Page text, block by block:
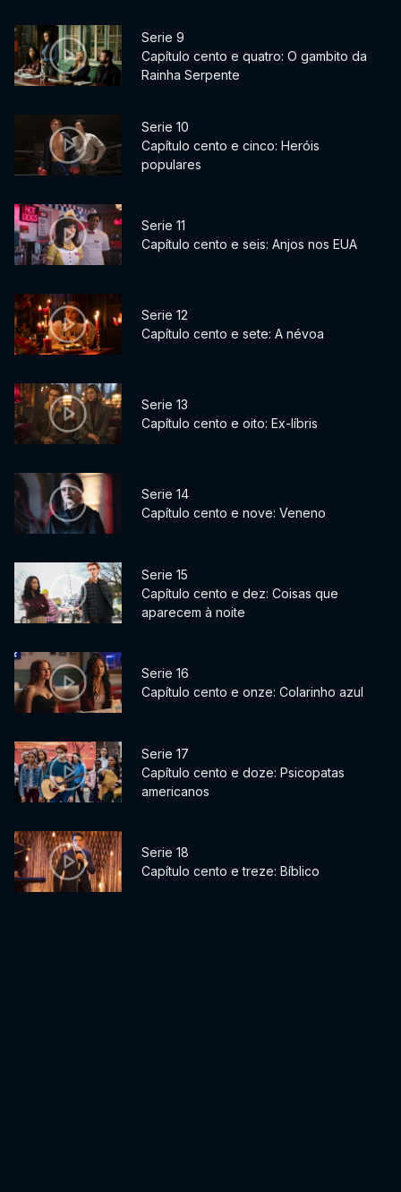
Serie 9
Capítulo cento e quatro: O gambito da
Rainha Serpente
Serie 10
Capítulo cento e cinco: Heróis
populares
Serie 11
Capítulo cento e seis: Anjos nos EUA
Serie 12
Capítulo cento e sete: A névoa
Serie 13
Capítulo cento e oito: Ex-líbris
Serie 14
Capítulo cento e nove: Veneno
Serie 15
Capítulo cento e dez: Coisas que
aparecem à noite
Serie 16
Capítulo cento e onze: Colarinho azul
Serie 17
Capítulo cento e doze: Psicopatas
americanos
Serie 18
Capítulo cento e treze: Bíblico